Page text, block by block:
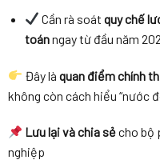
Cần rà soát quy chế
toánngay từ đầu năm
Đây làquan điểm chính
không còn cách hiểu “nước
Lưu lại và chia sẻcho bộ
nghiệp